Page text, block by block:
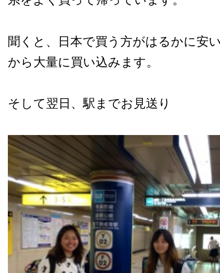
聞くと、日本で買う方がはるかに安
から大量に買い込みます。
そして翌日、駅までお見送り